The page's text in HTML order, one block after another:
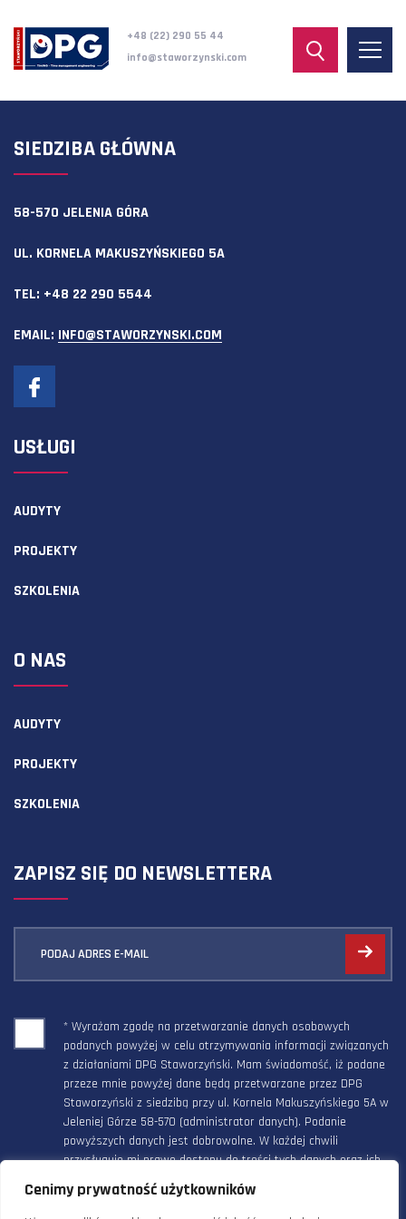
Cenimy prywatność użytkowników
+48 (22) 290 55 44
info@staworzynski.com
SIEDZIBA GŁÓWNA
58-570 JELENIA GÓRA
UL. KORNELA MAKUSZYŃSKIEGO 5A
TEL: +48 22 290 5544
EMAIL: INFO@STAWORZYNSKI.COM
USŁUGI
AUDYTY
PROJEKTY
SZKOLENIA
O NAS
AUDYTY
PROJEKTY
SZKOLENIA
ZAPISZ SIĘ DO NEWSLETTERA
PODAJ ADRES E-MAIL
* Wyrażam zgodę na przetwarzanie danych osobowych
podanych powyżej w celu otrzymywania informacji związanych
z działaniami DPG Staworzyński. Mam świadomość, iż podane
przeze mnie powyżej dane będą przetwarzane przez DPG
Staworzyński z siedzibą przy ul. Kornela Makuszyńskiego 5A w
Jeleniej Górze 58-570 (administrator danych). Podanie
powyższych danych jest dobrowolne. W każdej chwili
przysługuje mi prawo dostępu do treści tych danych oraz ich
poprawienia, a powyższa zgoda może być odwołana w każdym
czasie.